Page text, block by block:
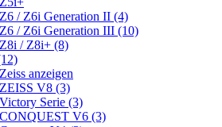
Z6 / Z6i Generation II (4)
Z6 / Z6i Generation III (10)
Z8i / Z8i+ (8)
Zeiss anzeigen
ZEISS V8 (3)
Victory Serie (3)
CONQUEST V6 (3)